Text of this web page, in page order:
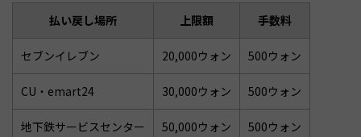
払い戻し場所 上限額 手数料
セブンイレブン 20,000ウォン 500ウォン
CU・emart24 30,000ウォン 500ウォン
地下鉄サービスセンター 50,000ウォン 500ウォン